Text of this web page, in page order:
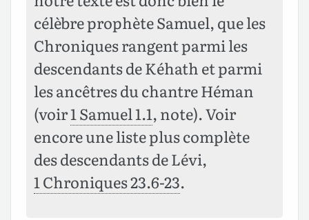
célèbre prophète Samuel, que les
Chroniques rangent parmi les
descendants de Kéhath et parmi
les ancêtres du chantre Héman
(voir1 Samuel 1.1, note). Voir
encore une liste plus complète
des descendants de Lévi,
1 Chroniques 23.6-23.